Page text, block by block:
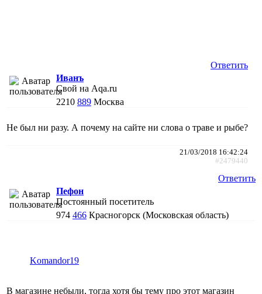
Ответить
Иванъ
Свой на Aqa.ru
2210 889 Москва
Не был ни разу. А почему на сайте ни слова о траве и рыбе?
21/03/2018 16:42:24
#2479440
Ответить
Пефон
Постоянный посетитель
974 466 Красногорск (Московская область)
Komandor19
В магазине небыли, тогда хотя бы тему про этот магазин